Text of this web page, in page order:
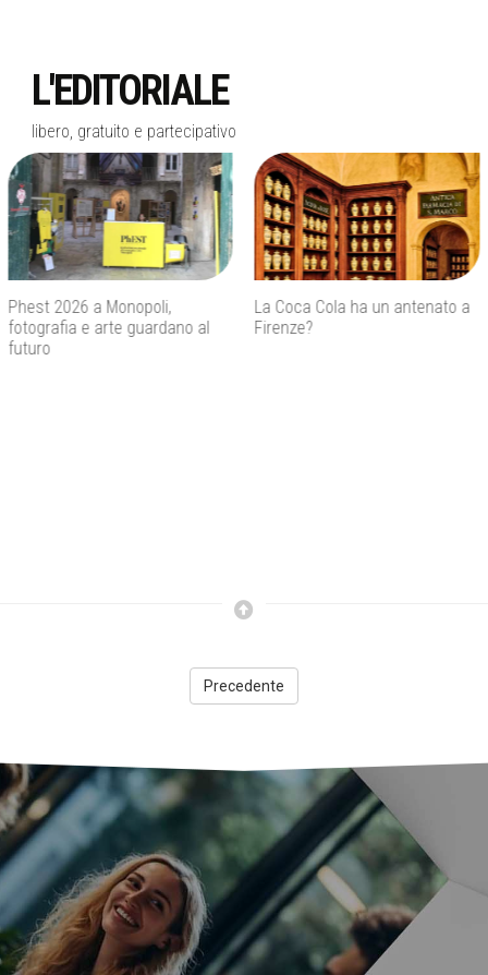
L'EDITORIALE
libero, gratuito e partecipativo
La Coca Cola ha un antenato a
Firenze?
Agenti IA e sicurezza, quando
l’autonomia diventa un rischio
Precedente